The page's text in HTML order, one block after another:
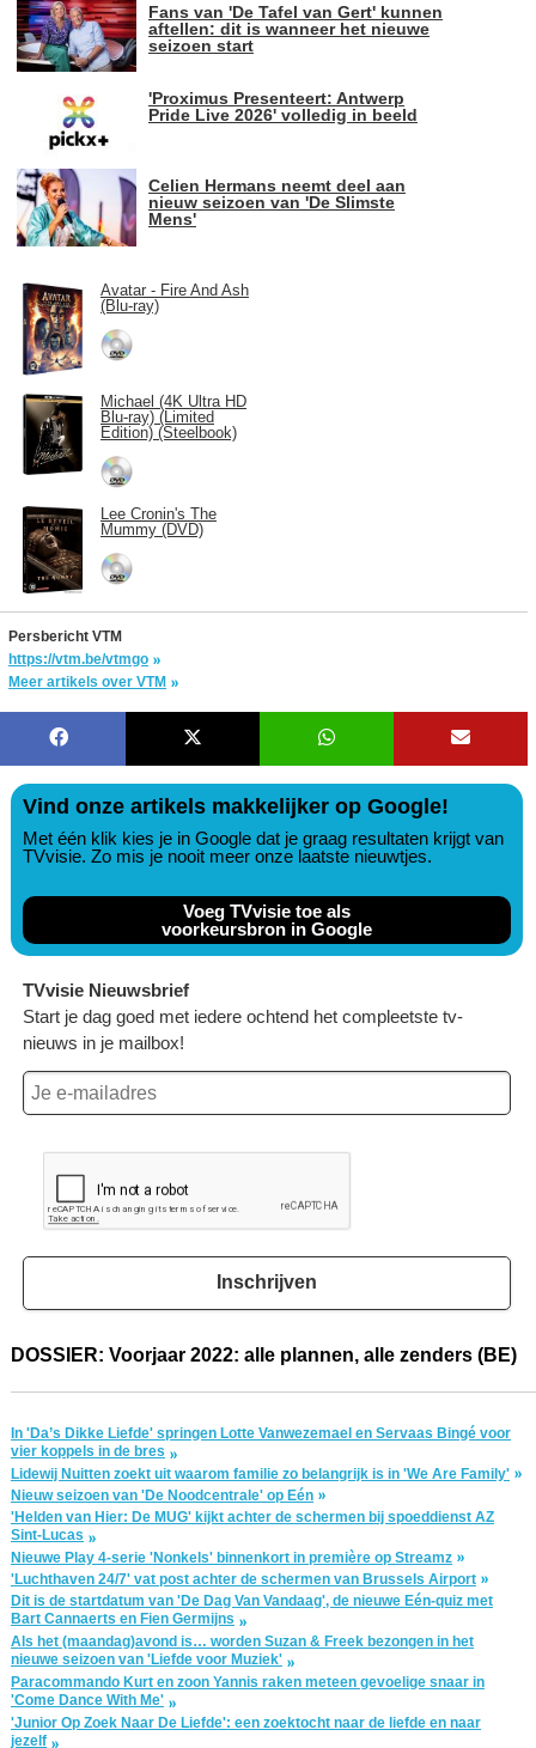
Fans van 'De Tafel van Gert' kunnen
aftellen: dit is wanneer het nieuwe
seizoen start
'Proximus Presenteert: Antwerp
Pride Live 2026' volledig in beeld
Celien Hermans neemt deel aan
nieuw seizoen van 'De Slimste
Mens'
Avatar - Fire And Ash
(Blu-ray)
Michael (4K Ultra HD
Blu-ray) (Limited
Edition) (Steelbook)
Lee Cronin's The
Mummy (DVD)
Persbericht VTM
https://vtm.be/vtmgo
Meer artikels over VTM
Vind onze artikels makkelijker op Google!
Met één klik kies je in Google dat je graag resultaten krijgt van
TVvisie. Zo mis je nooit meer onze laatste nieuwtjes.
Voeg TVvisie toe als
voorkeursbron in Google
TVvisie Nieuwsbrief
Start je dag goed met iedere ochtend het compleetste tv-
nieuws in je mailbox!
Inschrijven
DOSSIER: Voorjaar 2022: alle plannen, alle zenders (BE)
In 'Da’s Dikke Liefde' springen Lotte Vanwezemael en Servaas Bingé voor
vier koppels in de bres
Lidewij Nuitten zoekt uit waarom familie zo belangrijk is in 'We Are Family'
Nieuw seizoen van 'De Noodcentrale' op Eén
'Helden van Hier: De MUG' kijkt achter de schermen bij spoeddienst AZ
Sint-Lucas
Nieuwe Play 4-serie 'Nonkels' binnenkort in première op Streamz
'Luchthaven 24/7' vat post achter de schermen van Brussels Airport
Dit is de startdatum van 'De Dag Van Vandaag', de nieuwe Eén-quiz met
Bart Cannaerts en Fien Germijns
Als het (maandag)avond is… worden Suzan & Freek bezongen in het
nieuwe seizoen van 'Liefde voor Muziek'
Paracommando Kurt en zoon Yannis raken meteen gevoelige snaar in
'Come Dance With Me'
'Junior Op Zoek Naar De Liefde': een zoektocht naar de liefde en naar
jezelf